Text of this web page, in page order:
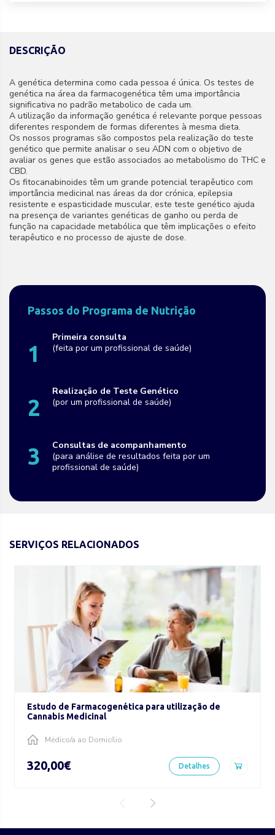
DESCRIÇÃO
A genética determina como cada pessoa é única. Os testes de
genética na área da farmacogenética têm uma importância
significativa no padrão metabolico de cada um.
A utilização da informação genética é relevante porque pessoas
diferentes respondem de formas diferentes à mesma dieta.
Os nossos programas são compostos pela realização do teste
genético que permite analisar o seu ADN com o objetivo de
avaliar os genes que estão associados ao metabolismo do THC e
CBD.
Os fitocanabinoides têm um grande potencial terapêutico com
importância medicinal nas áreas da dor crónica, epilepsia
resistente e espasticidade muscular, este teste genético ajuda
na presença de variantes genéticas de ganho ou perda de
função na capacidade metabólica que têm implicações o efeito
terapêutico e no processo de ajuste de dose.
Passos do Programa de Nutrição
1
Primeira consulta
(feita por um profissional de saúde)
2
Realização de Teste Genético
(por um profissional de saúde)
3
Consultas de acompanhamento
(para análise de resultados feita por um
profissional de saúde)
SERVIÇOS RELACIONADOS
Estudo de Farmacogenética para utilização de
Cannabis Medicinal
Médico/a ao Domicílio
320,00€ Detalhes